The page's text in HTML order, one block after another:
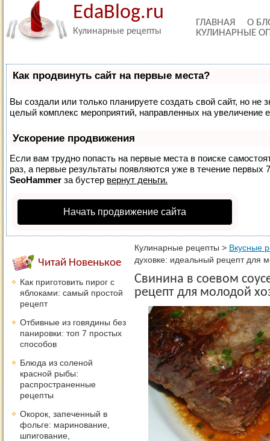
EdaBlog.ru
Кулинарные рецепты
ГЛАВНАЯ
О
КУЛИНАРНЫЕ
Как продвинуть сайт на первые места?
Вы создали или только планируете создать свой сайт, но не
целый комплекс мероприятий, направленных на увеличение
Ускорение продвижения
Если вам трудно попасть на первые места в поиске
раз, а первые результаты появляются уже в течение первых
SeoHammer за бустер вернут деньги.
Начать продвижение сайта
Кулинарные рецепты > Вкусные
духовке: идеальный рецепт для
Свинина в соевом
рецепт для молодой
Читай Новенькое
Как приготовить пирог с
яблоками: самый простой
рецепт
Отбивные из говядины без
панировки: топ 7 простых
способов
Блюда из соленой
красной рыбы:
распространенные
рецепты
Окорок, запеченный в
фольге: маринование,
шпигование,